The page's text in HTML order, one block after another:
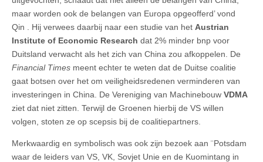
maar worden ook de belangen van Europa opgeofferd’ vond
Qin . Hij verwees daarbij naar een studie van het Austrian
Institute of Economic Research dat 2% minder bnp voor
Duitsland verwacht als het zich van China zou afkoppelen. De
Financial Times meent echter te weten dat de Duitse coalitie
gaat botsen over het om veiligheidsredenen verminderen van
investeringen in China. De Vereniging van Machinebouw VDMA
ziet dat niet zitten. Terwijl de Groenen hierbij de VS willen
volgen, stoten ze op scepsis bij de coalitiepartners.
Merkwaardig en symbolisch was ook zijn bezoek aan ¨Potsdam
waar de leiders van VS, VK, Sovjet Unie en de Kuomintang in